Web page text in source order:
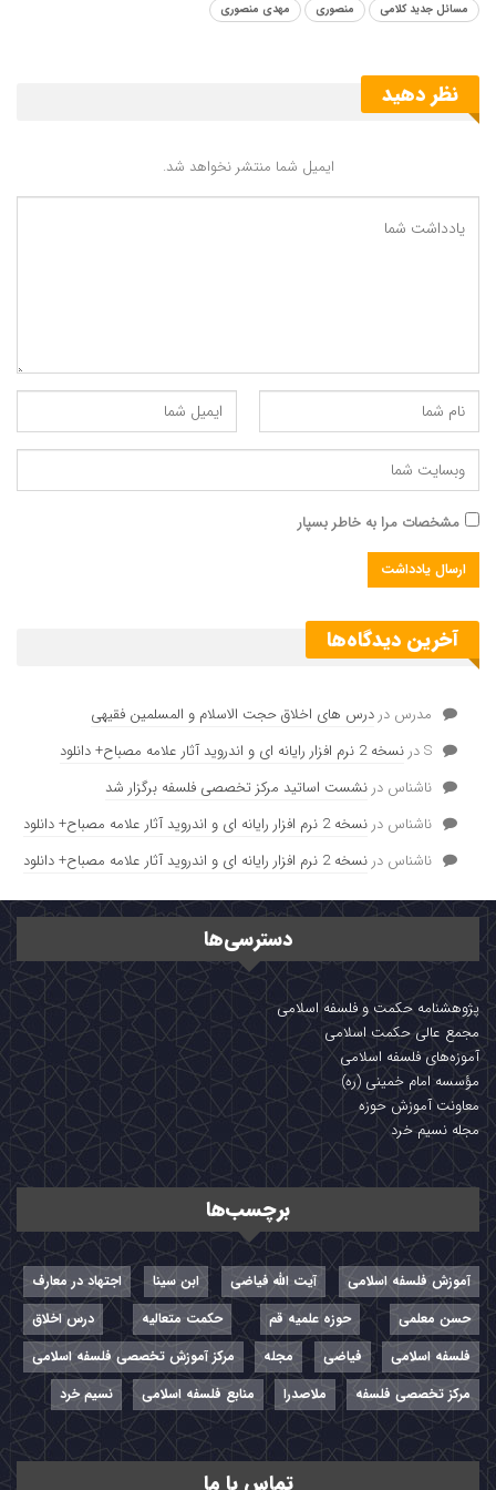
انتهای پیام/
همچنین ببینید:دروس فقه و اصول مرکز (نیم سال اول 1400- 1401)
مسائل جدید کلامی
منصوری مهدی منصوری
نظر دهید
ایمیل شما منتشر نخواهد شد.
مشخصات مرا به خاطر بسپار
آخرین دیدگاه‌ها
مدرس در درس های اخلاق حجت الاسلام و المسلمین فقیهی
Sدر نسخه 2 نرم افزار رایانه ای و اندروید آثار علامه مصباح+ دانلود
ناشناس در نشست اساتید مرکز تخصصی فلسفه برگزار شد
ناشناس در نسخه 2 نرم افزار رایانه ای و اندروید آثار علامه مصباح+ دانلود
ناشناس در نسخه 2 نرم افزار رایانه ای و اندروید آثار علامه مصباح+ دانلود
دسترسی‌ها
پژوهشنامه حکمت و فلسفه اسلامی
مجمع عالی حکمت اسلامی
آموزه‌های فلسفه اسلامی
مؤسسه امام خمینی (ره)
معاونت آموزش حوزه
مجله نسیم خرد
برچسب‌ها
آموزش فلسفه اسلامی آیت الله فیاضی ابن سینا
اجتهاد در معارف
حسن معلمی
حوزه علمیه قم حکمت متعالیه
درس اخلاق
فلسفه اسلامی
فیاضی مجله
مرکز آموزش تخصصی فلسفه اسلامی
مرکز تخصصی فلسفه
ملاصدرا منابع فلسفه اسلامی نسیم خرد
تماس با ما